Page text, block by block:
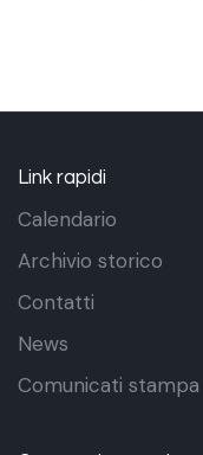
Link rapidi
Calendario
Archivio storico
Contatti
News
Comunicati stampa